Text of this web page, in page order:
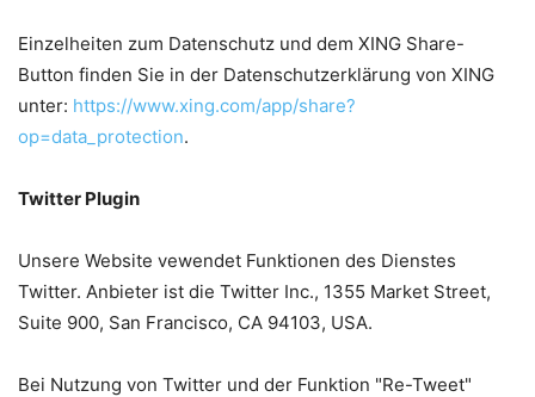
Einzelheiten zum Datenschutz und dem XING Share-
Button finden Sie in der Datenschutzerklärung von XING
unter: https://www.xing.com/app/share?
op=data_protection.
Twitter Plugin
Unsere Website vewendet Funktionen des Dienstes
Twitter. Anbieter ist die Twitter Inc., 1355 Market Street,
Suite 900, San Francisco, CA 94103, USA.
Bei Nutzung von Twitter und der Funktion "Re-Tweet"